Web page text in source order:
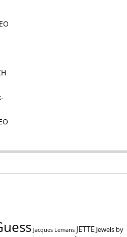
Jacques Lemans JETTE Jewels by